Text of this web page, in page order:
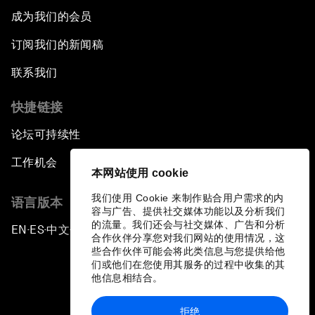
本网站使用 cookie
我们使用 Cookie 来制作贴合用户需求的内
容与广告、提供社交媒体功能以及分析我们
的流量。我们还会与社交媒体、广告和分析
合作伙伴分享您对我们网站的使用情况，这
些合作伙伴可能会将此类信息与您提供给他
们或他们在您使用其服务的过程中收集的其
他信息相结合。
拒绝
成为我们的会员
订阅我们的新闻稿
联系我们
快捷链接
论坛可持续性
工作机会
语言版本
EN ▪ES▪中文▪ 日本語